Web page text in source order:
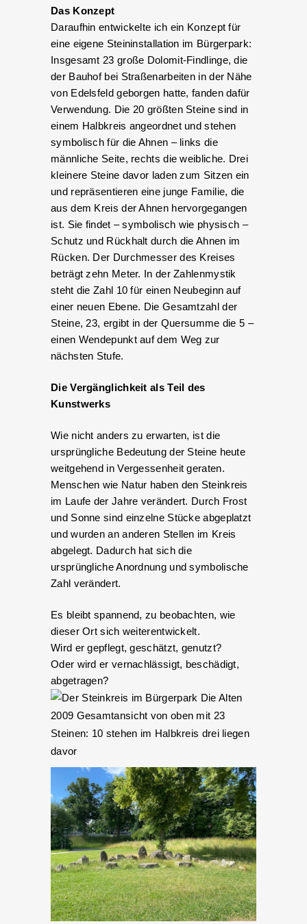
Das Konzept
Daraufhin entwickelte ich ein Konzept für
eine eigene Steininstallation im Bürgerpark:
Insgesamt 23 große Dolomit-Findlinge, die
der Bauhof bei Straßenarbeiten in der Nähe
von Edelsfeld geborgen hatte, fanden dafür
Verwendung. Die 20 größten Steine sind in
einem Halbkreis angeordnet und stehen
symbolisch für die Ahnen – links die
männliche Seite, rechts die weibliche. Drei
kleinere Steine davor laden zum Sitzen ein
und repräsentieren eine junge Familie, die
aus dem Kreis der Ahnen hervorgegangen
ist. Sie findet – symbolisch wie physisch –
Schutz und Rückhalt durch die Ahnen im
Rücken. Der Durchmesser des Kreises
beträgt zehn Meter. In der Zahlenmystik
steht die Zahl 10 für einen Neubeginn auf
einer neuen Ebene. Die Gesamtzahl der
Steine, 23, ergibt in der Quersumme die 5 –
einen Wendepunkt auf dem Weg zur
nächsten Stufe.
Die Vergänglichkeit als Teil des
Kunstwerks
Wie nicht anders zu erwarten, ist die
ursprüngliche Bedeutung der Steine heute
weitgehend in Vergessenheit geraten.
Menschen wie Natur haben den Steinkreis
im Laufe der Jahre verändert. Durch Frost
und Sonne sind einzelne Stücke abgeplatzt
und wurden an anderen Stellen im Kreis
abgelegt. Dadurch hat sich die
ursprüngliche Anordnung und symbolische
Zahl verändert.
Es bleibt spannend, zu beobachten, wie
dieser Ort sich weiterentwickelt.
Wird er gepflegt, geschätzt, genutzt?
Oder wird er vernachlässigt, beschädigt,
abgetragen?